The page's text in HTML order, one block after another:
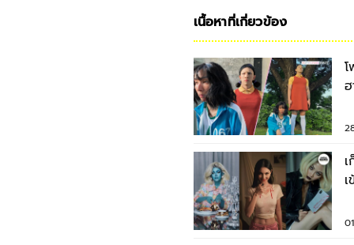
เนื้อหาที่เกี่ยวข้อง